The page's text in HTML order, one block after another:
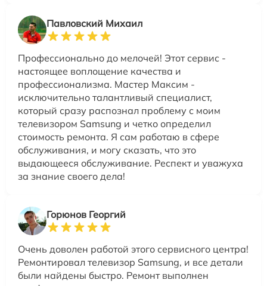
Павловский Михаил
Профессионально до мелочей! Этот сервис -
настоящее воплощение качества и
профессионализма. Мастер Максим -
исключительно талантливый специалист,
который сразу распознал проблему с моим
телевизором Samsung и четко определил
стоимость ремонта. Я сам работаю в сфере
обслуживания, и могу сказать, что это
выдающееся обслуживание. Респект и уважуха
за знание своего дела!
Горюнов Георгий
Очень доволен работой этого сервисного центра!
Ремонтировал телевизор Samsung, и все детали
были найдены быстро. Ремонт выполнен